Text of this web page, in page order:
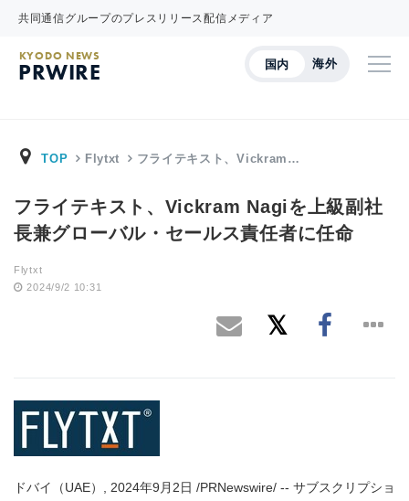
共同通信グループのプレスリリース配信メディア
国内 海外
KYODO NEWS
PRWIRE
TOP Flytxt フライテキスト、Vickram…
フライテキスト、Vickram Nagiを上級副社
長兼グローバル・セールス責任者に任命
Flytxt
2024/9/2 10:31
ドバイ（UAE）, 2024年9月2日 /PRNewswire/ -- サブスクリプショ